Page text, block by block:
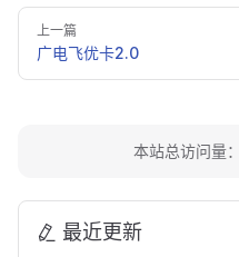
Pager
上一篇
广电飞优卡2.0
本站总访问量：
最近更新